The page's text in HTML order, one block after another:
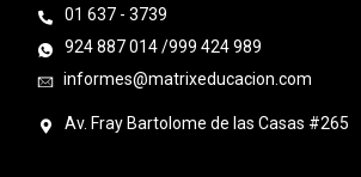
01 637 - 3739
924 887 014 /999 424 989
informes@matrixeducacion.com
Av. Fray Bartolome de las Casas #265